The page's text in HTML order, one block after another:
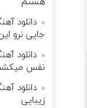
دانلود
جایی نرو
نفس
دانلود
زیبایی